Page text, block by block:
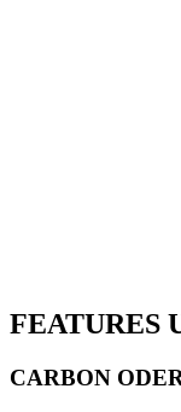
FEATURES
CARBON